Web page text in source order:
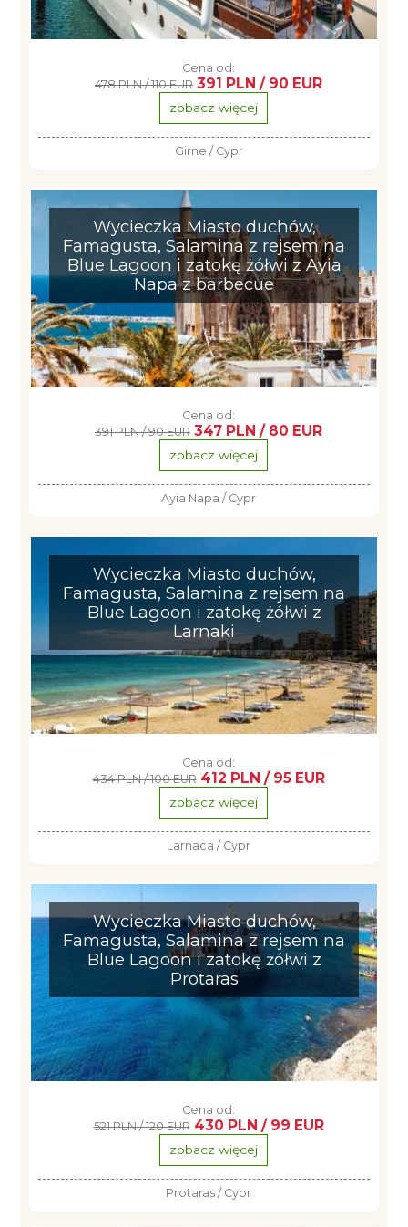
Cena od:
478 PLN / 110 EUR 391 PLN / 90 EUR
zobacz więcej
Girne / Cypr
Wycieczka Miasto duchów,
Famagusta, Salamina z rejsem na
Blue Lagoon i zatokę żółwi z Ayia
Napa z barbecue
Cena od:
391 PLN / 90 EUR 347 PLN / 80 EUR
zobacz więcej
Ayia Napa / Cypr
Wycieczka Miasto duchów,
Famagusta, Salamina z rejsem na
Blue Lagoon i zatokę żółwi z
Larnaki
Cena od:
434 PLN / 100 EUR 412 PLN / 95 EUR
zobacz więcej
Larnaca / Cypr
Wycieczka Miasto duchów,
Famagusta, Salamina z rejsem na
Blue Lagoon i zatokę żółwi z
Protaras
Cena od:
521 PLN / 120 EUR 430 PLN / 99 EUR
zobacz więcej
Protaras / Cypr